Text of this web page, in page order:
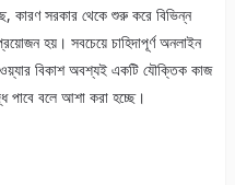
কারণ সরকার থেকে শুরু করে বিভিন্ন
হয়। সবচেয়ে চাহিদাপূর্ণ অনলাইন
বিকাশ অবশ্যই একটি যৌক্তিক কাজ
পাবে বলে আশা করা হচ্ছে।